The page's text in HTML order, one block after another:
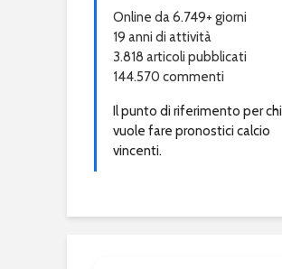
Online da 6.749+ giorni
19 anni di attività
3.818 articoli pubblicati
144.570 commenti
Il punto di riferimento per chi
vuole fare pronostici calcio
vincenti.